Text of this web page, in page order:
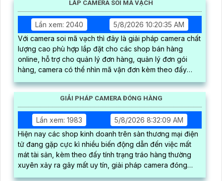
LẮP CAMERA SOI MÃ VẠCH
Lần xem: 2040
5/8/2026 10:20:35 AM
Với camera soi mã vạch thì đây là giải pháp camera chất
lượng cao phù hợp lắp đặt cho các shop bán hàng
online, hỗ trợ cho quản lý đơn hàng, quản lý đơn gói
hàng, camera có thể nhìn mã vận đơn kèm theo đấy
video đơn hàng trực tiếp trên phần mềm
GIẢI PHÁP CAMERA ĐÓNG HÀNG
Lần xem: 1983
5/8/2026 8:32:09 AM
Hiện nay các shop kinh doanh trên sàn thương mại điện
tử đang gặp cực kì nhiều biến động dẫn đến việc mất
mát tài sản, kèm theo đấy tính trạng tráo hàng thường
xuyên xảy ra gây mất uy tín, giải pháp camera đóng